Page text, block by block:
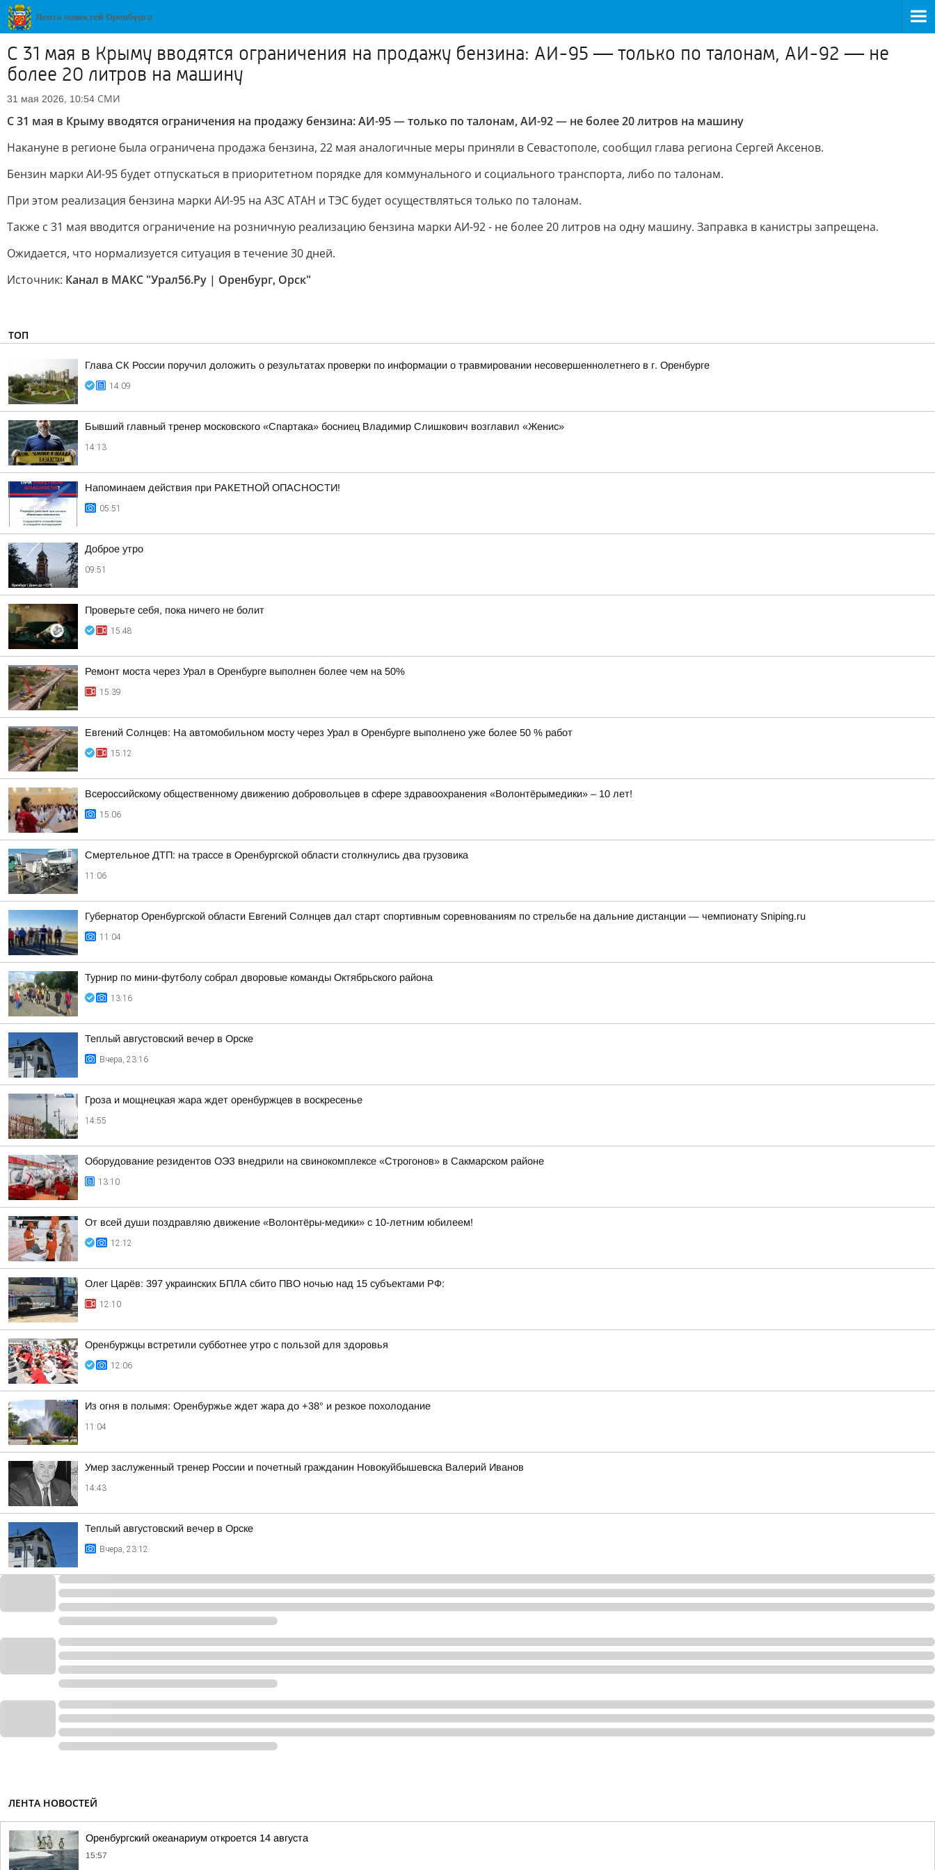
С 31 мая в Крыму вводятся ограничения на продажу бензина: АИ-95 — только по талонам, АИ-92 — не
более 20 литров на машину
31 мая 2026, 10:54 СМИ
С 31 мая в Крыму вводятся ограничения на продажу бензина: АИ-95 — только по талонам, АИ-92 — не более 20 литров на машину
Накануне в регионе была ограничена продажа бензина, 22 мая аналогичные меры приняли в Севастополе, сообщил глава региона Сергей Аксенов.
Бензин марки АИ-95 будет отпускаться в приоритетном порядке для коммунального и социального транспорта, либо по талонам.
При этом реализация бензина марки АИ-95 на АЗС АТАН и ТЭС будет осуществляться только по талонам.
Также с 31 мая вводится ограничение на розничную реализацию бензина марки АИ-92 - не более 20 литров на одну машину. Заправка в канистры запрещена.
Ожидается, что нормализуется ситуация в течение 30 дней.
Источник: Канал в МАКС "Урал56.Ру | Оренбург, Орск"
ТОП
Глава СК России поручил доложить о результатах проверки по информации о травмировании несовершеннолетнего в г. Оренбурге
14:09
Бывший главный тренер московского «Спартака» босниец Владимир Слишкович возглавил «Женис»
14:13
Напоминаем действия при РАКЕТНОЙ ОПАСНОСТИ!
05:51
Доброе утро
09:51
Проверьте себя, пока ничего не болит
15:48
Ремонт моста через Урал в Оренбурге выполнен более чем на 50%
15:39
Евгений Солнцев: На автомобильном мосту через Урал в Оренбурге выполнено уже более 50 % работ
15:12
Всероссийскому общественному движению добровольцев в сфере здравоохранения «Волонтёрымедики» – 10 лет!
15:06
Смертельное ДТП: на трассе в Оренбургской области столкнулись два грузовика
11:06
Губернатор Оренбургской области Евгений Солнцев дал старт спортивным соревнованиям по стрельбе на дальние дистанции — чемпионату Sniping.ru
11:04
Турнир по мини-футболу собрал дворовые команды Октябрьского района
13:16
Теплый августовский вечер в Орске
Вчера, 23:16
Гроза и мощнецкая жара ждет оренбуржцев в воскресенье
14:55
Оборудование резидентов ОЭЗ внедрили на свинокомплексе «Строгонов» в Сакмарском районе
13:10
От всей души поздравляю движение «Волонтёры-медики» с 10-летним юбилеем!
12:12
Олег Царёв: 397 украинских БПЛА сбито ПВО ночью над 15 субъектами РФ:
12:10
Оренбуржцы встретили субботнее утро с пользой для здоровья
12:06
Из огня в полымя: Оренбуржье ждет жара до +38° и резкое похолодание
11:04
Умер заслуженный тренер России и почетный гражданин Новокуйбышевска Валерий Иванов
14:43
Теплый августовский вечер в Орске
Вчера, 23:12
ЛЕНТА НОВОСТЕЙ
Оренбургский океанариум откроется 14 августа
15:57